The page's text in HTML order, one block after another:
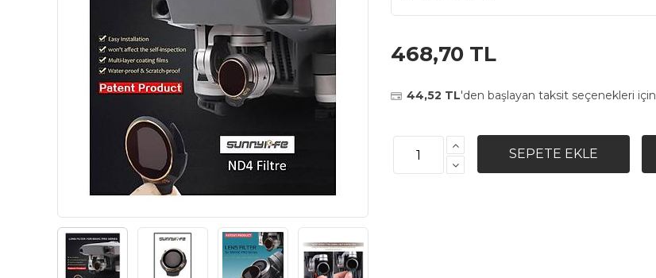
468,70 TL
44,52 TL'den başlayan taksit seçenekleri için